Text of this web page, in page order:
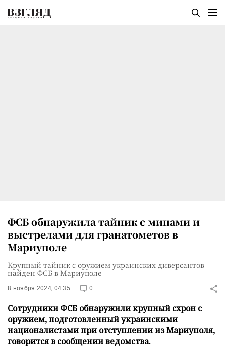
ФСБ обнаружила тайник с минами и
выстрелами для гранатометов в
Мариуполе
Крупный тайник с оружием украинских диверсантов
найден ФСБ в Мариуполе
8 ноября 2024, 04:35 0
Сотрудники ФСБ обнаружили крупный схрон с
оружием, подготовленный украинскими
националистами при отступлении из Мариуполя,
говорится в сообщении ведомства.